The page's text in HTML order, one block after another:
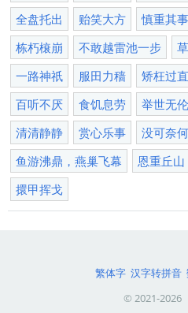
全盘托出
贻笑大方 慎重其事
栋朽榱崩
不敢越雷池一步
一路神祇
服田力穑 矫枉过直
百听不厌
食饥息劳 举世无伦
清清静静
赏心乐事 没可奈何
鱼游沸鼎，燕巢飞幕
恩重丘山
擐甲挥戈
繁体字 汉字转拼音
© 2021-2026